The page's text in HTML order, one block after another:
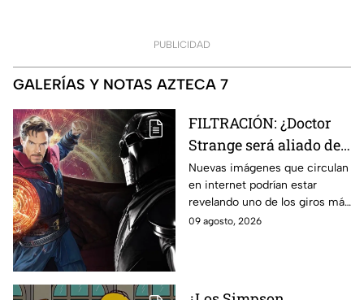
PUBLICIDAD
GALERÍAS Y NOTAS AZTECA 7
FILTRACIÓN: ¿Doctor
Strange será aliado de
Doctor Doom en
Avengers: Doomsday?
Esto revelan las nuevas
imágenes filtradas
Nuevas imágenes que circulan
en internet podrían estar
revelando uno de los giros más
inesperados de Doctor Strange
09 agosto, 2026